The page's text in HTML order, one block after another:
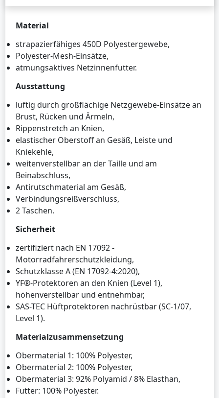
Material
strapazierfähiges 450D Polyestergewebe,
Polyester-Mesh-Einsätze,
atmungsaktives Netzinnenfutter.
Ausstattung
luftig durch großflächige Netzgewebe-Einsätze an
Brust, Rücken und Ärmeln,
Rippenstretch an Knien,
elastischer Oberstoff an Gesäß, Leiste und
Kniekehle,
weitenverstellbar an der Taille und am
Beinabschluss,
Antirutschmaterial am Gesäß,
Verbindungsreißverschluss,
2 Taschen.
Sicherheit
zertifiziert nach EN 17092 -
Motorradfahrerschutzkleidung,
Schutzklasse A (EN 17092-4:2020),
YF®-Protektoren an den Knien (Level 1),
höhenverstellbar und entnehmbar,
SAS-TEC Hüftprotektoren nachrüstbar (SC-1/07,
Level 1).
Materialzusammensetzung
Obermaterial 1: 100% Polyester,
Obermaterial 2: 100% Polyester,
Obermaterial 3: 92% Polyamid / 8% Elasthan,
Futter: 100% Polyester.